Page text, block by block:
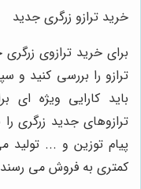
خرید ترازو زرگری جدید
برای خرید ترازوی
ترازو را بررسی کنید و
باید کارایی ویژه ای
ترازوهای جدید زرگری
پیام توزین و ... تولید
کمتری به فروش می